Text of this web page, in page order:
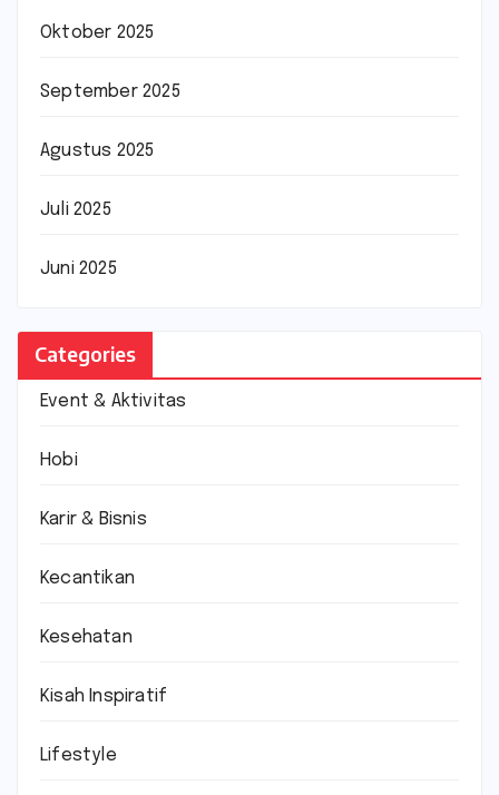
Oktober 2025
September 2025
Agustus 2025
Juli 2025
Juni 2025
Categories
Event & Aktivitas
Hobi
Karir & Bisnis
Kecantikan
Kesehatan
Kisah Inspiratif
Lifestyle